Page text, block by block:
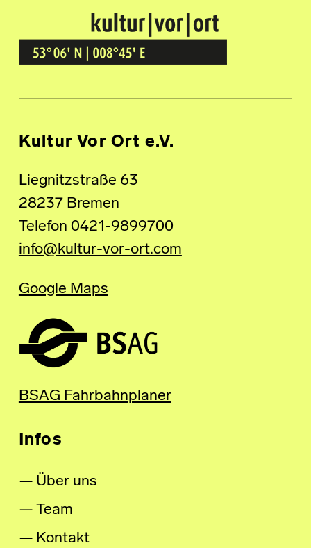
Kultur Vor Ort
BREMEN GRÖPELINGEN
Kultur Vor Ort e.V.
Liegnitzstraße 63
28237 Bremen
Telefon 0421-9899700
info@kultur-vor-ort.com
Google Maps
BSAG Fahrbahnplaner
Infos
Über uns
Team
Kontakt